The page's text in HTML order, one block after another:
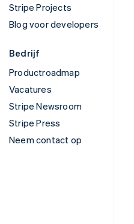
Stripe Projects
Blog voor developers
Bedrijf
Productroadmap
Vacatures
Stripe Newsroom
Stripe Press
Neem contact op